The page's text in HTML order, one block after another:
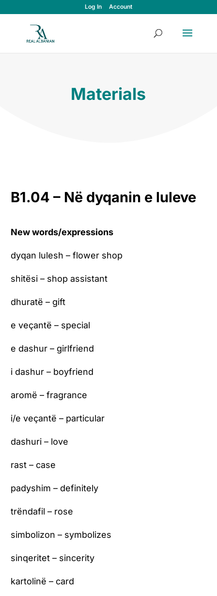
Log In Account
Materials
B1.04– Në dyqanin e luleve
New words/expressions
dyqan lulesh – flower shop
shitësi – shop assistant
dhuratë – gift
e veçantë – special
e dashur – girlfriend
i dashur – boyfriend
aromë – fragrance
i/e veçantë – particular
dashuri – love
rast – case
padyshim – definitely
trëndafil – rose
simbolizon – symbolizes
sinqeritet – sincerity
kartolinë – card